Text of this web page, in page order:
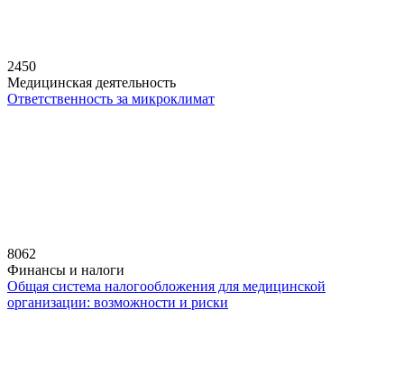
2450
Медицинская деятельность
Ответственность за микроклимат
8062
Финансы и налоги
Общая система налогообложения для медицинской
организации: возможности и риски